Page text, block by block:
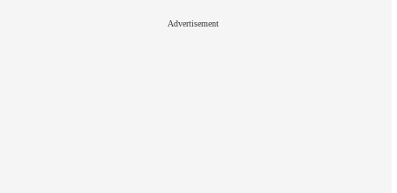
Advertisement